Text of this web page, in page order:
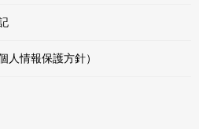
人情報保護方針）